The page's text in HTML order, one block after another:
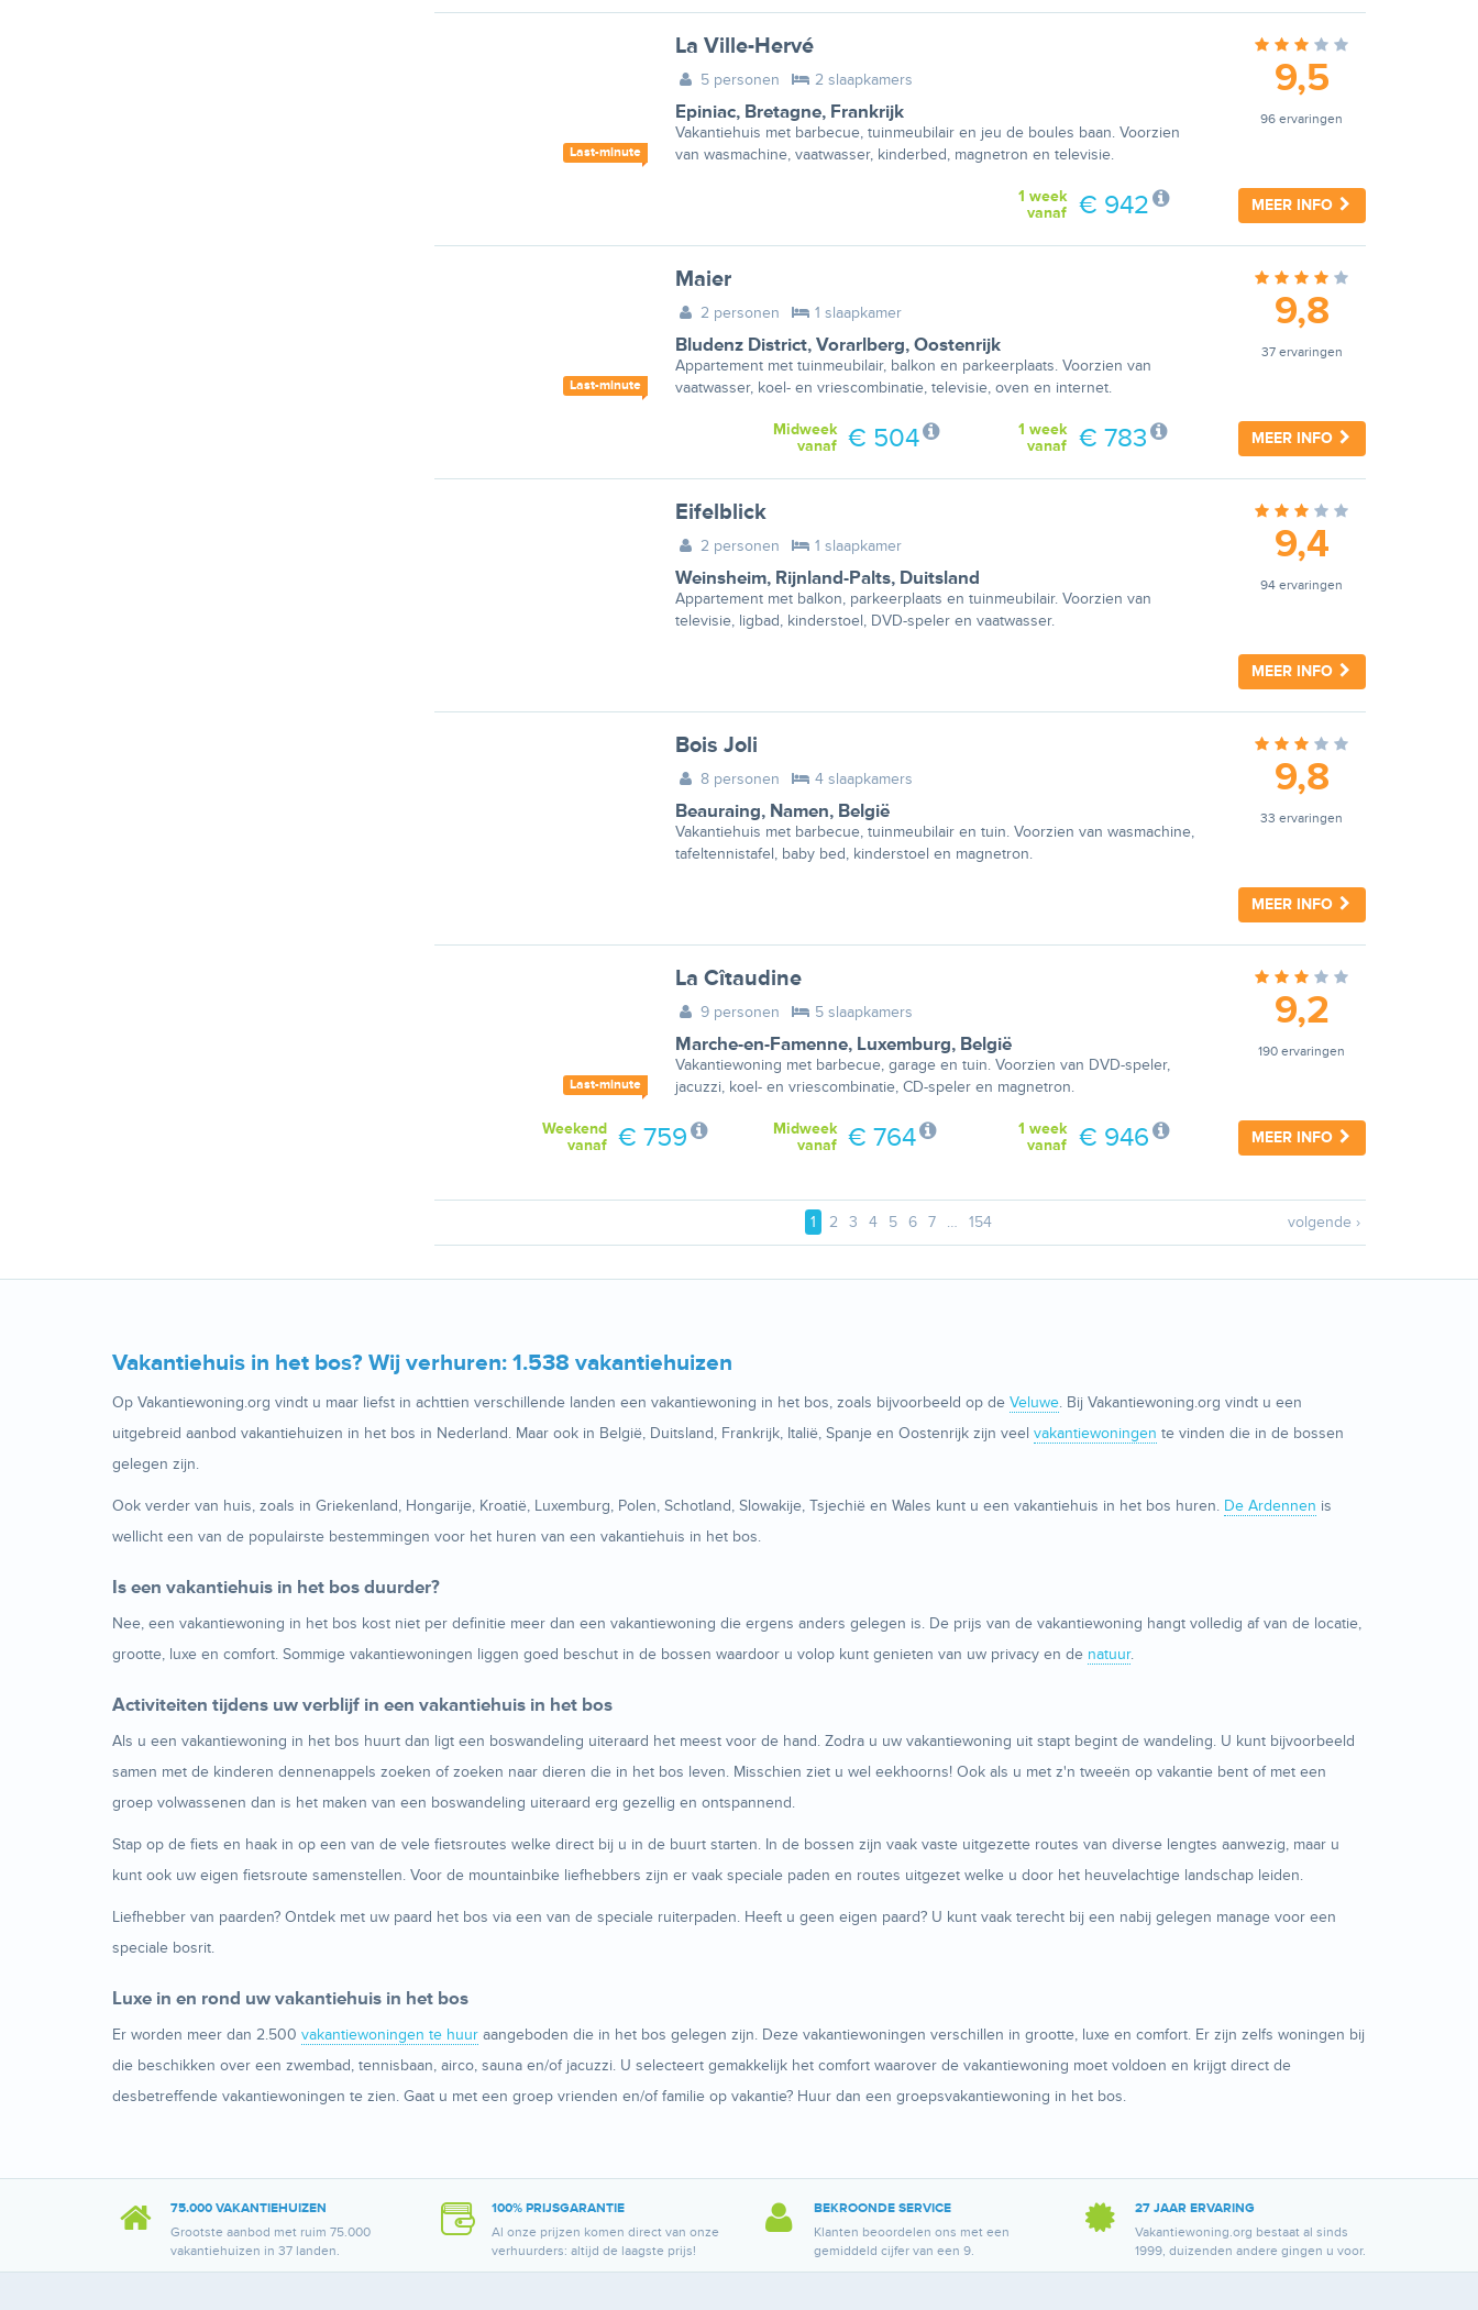
Last-minute
La Ville-Hervé
5 personen 2 slaapkamers
Epiniac, Bretagne, Frankrijk
Vakantiehuis met barbecue, tuinmeubilair en jeu de boules baan. Voorzien
van wasmachine, vaatwasser, kinderbed, magnetron en televisie.
9,5
96 ervaringen
MEER INFO
1 week
vanaf
€ 942
Last-minute
Maier
2 personen 1 slaapkamer
Bludenz District, Vorarlberg, Oostenrijk
Appartement met tuinmeubilair, balkon en parkeerplaats. Voorzien van
vaatwasser, koel- en vriescombinatie, televisie, oven en internet.
9,8
37 ervaringen
MEER INFO
1 week
vanaf
€ 783
Midweek
vanaf
€ 504
Eifelblick
2 personen 1 slaapkamer
Weinsheim, Rijnland-Palts, Duitsland
Appartement met balkon, parkeerplaats en tuinmeubilair. Voorzien van
televisie, ligbad, kinderstoel, DVD-speler en vaatwasser.
9,4
94 ervaringen
MEER INFO
Bois Joli
8 personen 4 slaapkamers
Beauraing, Namen, België
Vakantiehuis met barbecue, tuinmeubilair en tuin. Voorzien van wasmachine,
tafeltennistafel, baby bed, kinderstoel en magnetron.
9,8
33 ervaringen
MEER INFO
Last-minute
La Cîtaudine
9 personen 5 slaapkamers
Marche-en-Famenne, Luxemburg, België
Vakantiewoning met barbecue, garage en tuin. Voorzien van DVD-speler,
jacuzzi, koel- en vriescombinatie, CD-speler en magnetron.
9,2
190 ervaringen
MEER INFO
1 week
vanaf
€ 946
Midweek
vanaf
€ 764
Weekend
vanaf
€ 759
1 2 3 4 5 6 7 … 154 volgende ›
Vakantiehuis in het bos? Wij verhuren: 1.538 vakantiehuizen
Op Vakantiewoning.org vindt u maar liefst in achttien verschillende landen een vakantiewoning in het bos, zoals bijvoorbeeld op de Veluwe. Bij Vakantiewoning.org vindt u een
uitgebreid aanbod vakantiehuizen in het bos in Nederland. Maar ook in België, Duitsland, Frankrijk, Italië, Spanje en Oostenrijk zijn veel vakantiewoningen te vinden die in de bossen
gelegen zijn.
Ook verder van huis, zoals in Griekenland, Hongarije, Kroatië, Luxemburg, Polen, Schotland, Slowakije, Tsjechië en Wales kunt u een vakantiehuis in het bos huren. De Ardennen is
wellicht een van de populairste bestemmingen voor het huren van een vakantiehuis in het bos.
Is een vakantiehuis in het bos duurder?
Nee, een vakantiewoning in het bos kost niet per definitie meer dan een vakantiewoning die ergens anders gelegen is. De prijs van de vakantiewoning hangt volledig af van de locatie,
grootte, luxe en comfort. Sommige vakantiewoningen liggen goed beschut in de bossen waardoor u volop kunt genieten van uw privacy en de natuur.
Activiteiten tijdens uw verblijf in een vakantiehuis in het bos
Als u een vakantiewoning in het bos huurt dan ligt een boswandeling uiteraard het meest voor de hand. Zodra u uw vakantiewoning uit stapt begint de wandeling. U kunt bijvoorbeeld
samen met de kinderen dennenappels zoeken of zoeken naar dieren die in het bos leven. Misschien ziet u wel eekhoorns! Ook als u met z'n tweeën op vakantie bent of met een
groep volwassenen dan is het maken van een boswandeling uiteraard erg gezellig en ontspannend.
Stap op de fiets en haak in op een van de vele fietsroutes welke direct bij u in de buurt starten. In de bossen zijn vaak vaste uitgezette routes van diverse lengtes aanwezig, maar u
kunt ook uw eigen fietsroute samenstellen. Voor de mountainbike liefhebbers zijn er vaak speciale paden en routes uitgezet welke u door het heuvelachtige landschap leiden.
Liefhebber van paarden? Ontdek met uw paard het bos via een van de speciale ruiterpaden. Heeft u geen eigen paard? U kunt vaak terecht bij een nabij gelegen manage voor een
speciale bosrit.
Luxe in en rond uw vakantiehuis in het bos
Er worden meer dan 2.500 vakantiewoningen te huur aangeboden die in het bos gelegen zijn. Deze vakantiewoningen verschillen in grootte, luxe en comfort. Er zijn zelfs woningen bij
die beschikken over een zwembad, tennisbaan, airco, sauna en/of jacuzzi. U selecteert gemakkelijk het comfort waarover de vakantiewoning moet voldoen en krijgt direct de
desbetreffende vakantiewoningen te zien. Gaat u met een groep vrienden en/of familie op vakantie? Huur dan een groepsvakantiewoning in het bos.
75.000 VAKANTIEHUIZEN
Grootste aanbod met ruim 75.000
vakantiehuizen in 37 landen.
100% PRIJSGARANTIE
Al onze prijzen komen direct van onze
verhuurders: altijd de laagste prijs!
BEKROONDE SERVICE
Klanten beoordelen ons met een
gemiddeld cijfer van een 9.
27 JAAR ERVARING
Vakantiewoning.org bestaat al sinds
1999, duizenden andere gingen u voor.